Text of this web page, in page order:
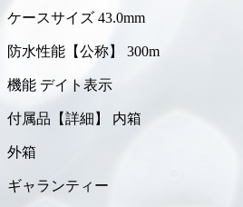
ケースサイズ 43.0mm
防水性能【公称】 300m
機能 デイト表示
付属品【詳細】 内箱
外箱
ギャランティー